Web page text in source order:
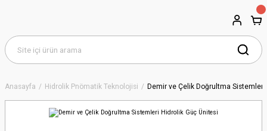
Anasayfa Hidrolik Pnömatik Teknolojisi Demir ve Çelik Doğrultma